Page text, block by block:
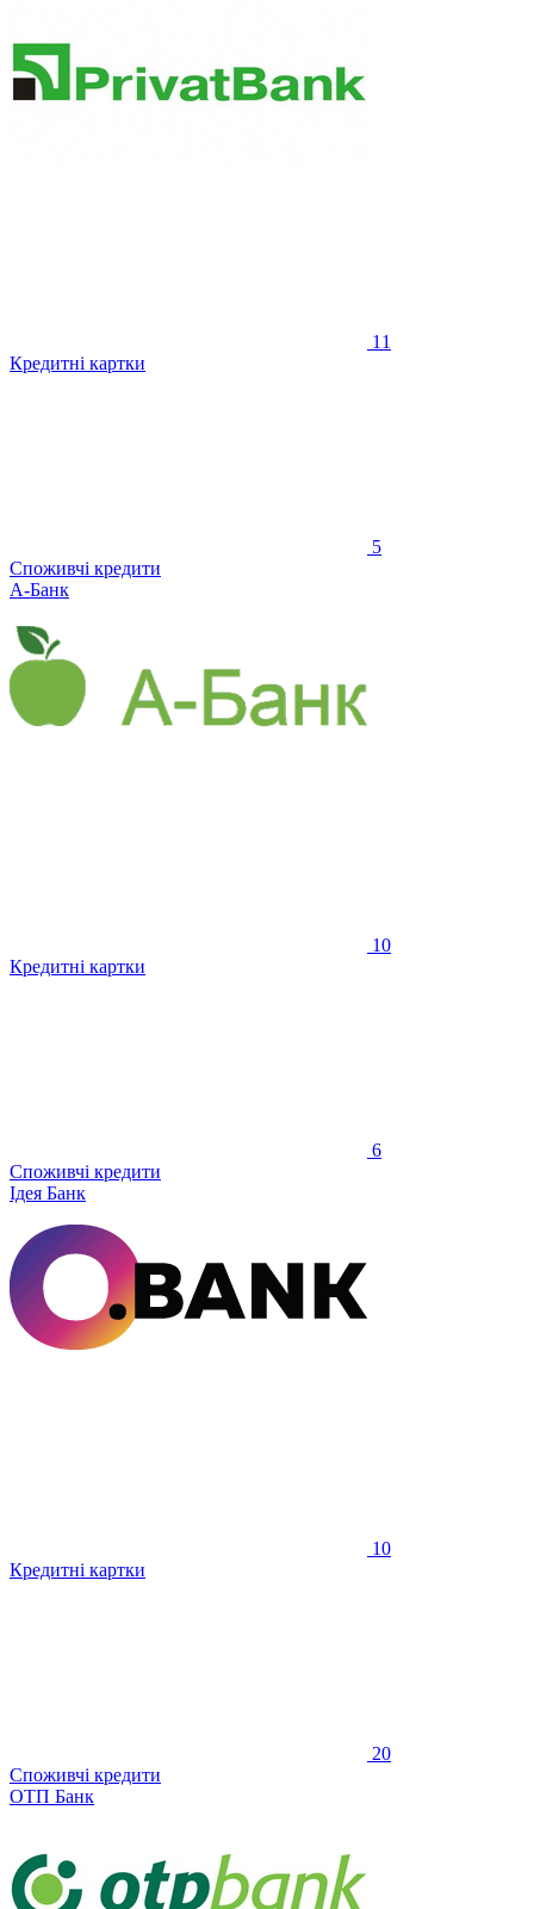
11
Кредитні картки
5
Споживчі кредити
А-Банк
10
Кредитні картки
6
Споживчі кредити
Ідея Банк
10
Кредитні картки
20
Споживчі кредити
ОТП Банк